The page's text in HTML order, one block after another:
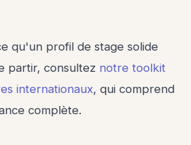
qu'un profil de stage solide
partir, consultez notre toolkit
internationaux, qui comprend
complète.